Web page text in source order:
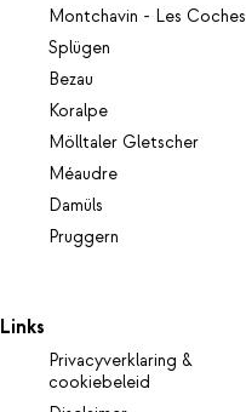
Montchavin - Les Coches
Splügen
Bezau
Koralpe
Mölltaler Gletscher
Méaudre
Damüls
Pruggern
Links
Privacyverklaring &
cookiebeleid